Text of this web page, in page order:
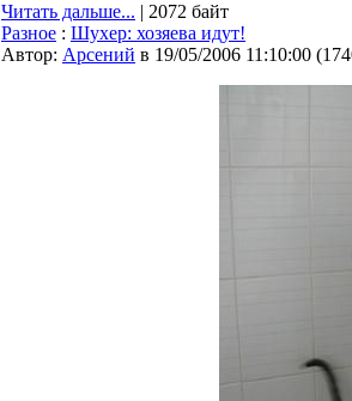
Читать дальше... | 2072 байт
Разное : Шухер: хозяева идут!
Автор: Арсений в 19/05/2006 11:10:00 (